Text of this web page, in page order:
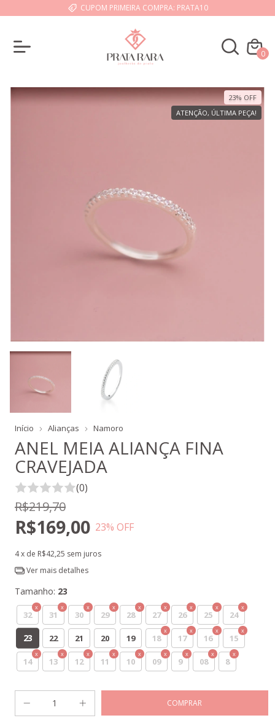
CUPOM PRIMEIRA COMPRA: PRATA10
0
23% OFF
ATENÇÃO, ÚLTIMA PEÇA!
Início Alianças Namoro
ANEL MEIA ALIANÇA FINA
CRAVEJADA
(0)
R$219,70
R$169,00 23% OFF
4x de R$42,25 sem juros
Ver mais detalhes
Tamanho: 23
32 31 30 29 28 27 26 25 24
23 22 21 20 19 18 17 16 15
14 13 12 11 10 09 9 08 8